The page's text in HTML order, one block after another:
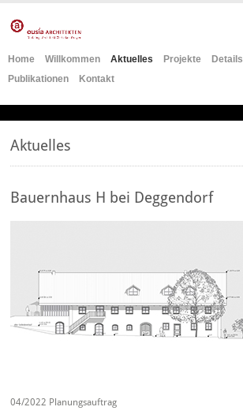
Home Willkommen Aktuelles Projekte Details
Publikationen
Kontakt
Aktuelles
Bauernhaus H bei Deggendorf
04/2022 Planungsauftrag